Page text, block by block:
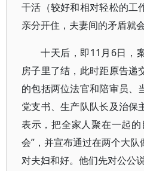
干活（较好和相对轻松的工
亲分开住，夫妻间的矛盾就会
十天后，即11月6日，
房子里了结，此时距原告递
的包括两位法官和陪审员、
党支书、生产队队长及治保
表示，把全家人聚在一起
会”，并宣布通过在两个大
对夫妇和好。他们先对公公